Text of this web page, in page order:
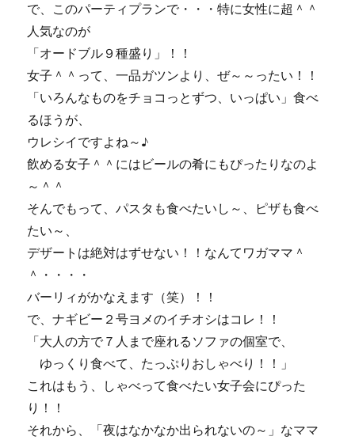
で、このパーティプランで・・・特に女性に超＾＾
人気なのが
「オードブル９種盛り」！！
女子＾＾って、一品ガツンより、ぜ～～ったい！！
「いろんなものをチョコっとずつ、いっぱい」食べ
るほうが、
ウレシイですよね～♪
飲める女子＾＾にはビールの肴にもぴったりなのよ
～＾＾
そんでもって、パスタも食べたいし～、ピザも食べ
たい～、
デザートは絶対はずせない！！なんてワガママ＾
＾・・・・
バーリィがかなえます（笑）！！
で、ナギビー２号ヨメのイチオシはコレ！！
「大人の方で７人まで座れるソファの個室で、
ゆっくり食べて、たっぷりおしゃべり！！」
これはもう、しゃべって食べたい女子会にぴった
り！！
それから、「夜はなかなか出られないの～」なママ